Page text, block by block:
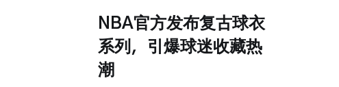
NBA官方发布复古球衣
系列，引爆球迷收藏热
潮